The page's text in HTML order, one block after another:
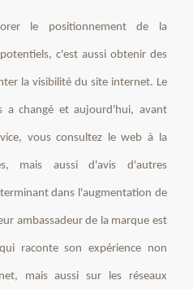
le positionnement de la
c'est aussi obtenir des
la visibilité du site internet. Le
a changé et aujourd'hui, avant
vous consultez le web à la
mais aussi d'avis d'autres
dans l'augmentation de
ambassadeur de la marque est
raconte son expérience non
mais aussi sur les réseaux